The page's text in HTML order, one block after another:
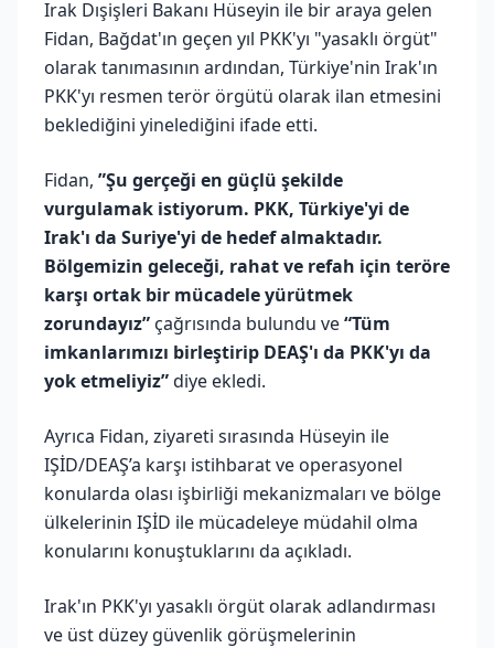
Irak Dışişleri Bakanı Hüseyin ile bir araya gelen
Fidan, Bağdat'ın geçen yıl PKK'yı "yasaklı örgüt"
olarak tanımasının ardından, Türkiye'nin Irak'ın
PKK'yı resmen terör örgütü olarak ilan etmesini
beklediğini yinelediğini ifade etti.
Fidan, ”Şu gerçeği en güçlü şekilde
vurgulamak istiyorum. PKK, Türkiye'yi de
Irak'ı da Suriye'yi de hedef almaktadır.
Bölgemizin geleceği, rahat ve refah için teröre
karşı ortak bir mücadele yürütmek
zorundayız” çağrısında bulundu ve“Tüm
imkanlarımızı birleştirip DEAŞ'ı da PKK'yı da
yok etmeliyiz”diye ekledi.
Ayrıca Fidan, ziyareti sırasında Hüseyin ile
IŞİD/DEAŞ’a karşı istihbarat ve operasyonel
konularda olası işbirliği mekanizmaları ve bölge
ülkelerinin IŞİD ile mücadeleye müdahil olma
konularını konuştuklarını da açıkladı.
Irak'ın PKK'yı yasaklı örgüt olarak adlandırması
ve üst düzey güvenlik görüşmelerinin